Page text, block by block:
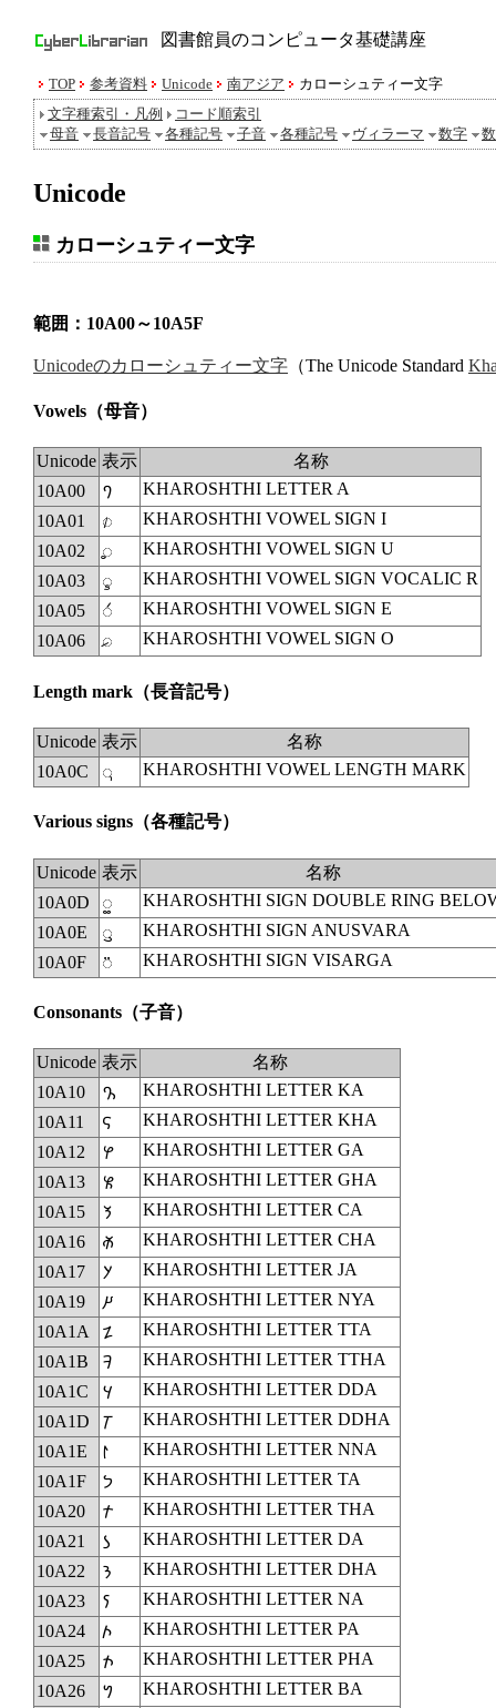
図書館員のコンピュータ基礎講座
TOP 参考資料 Unicode 南アジア
カローシュティー文字
文字種索引・凡例
コード順索引
母音
長音記号 各種記号 子音 各種記号 ヴィラーマ 数字
Unicode
カローシュティー文字
範囲：10A00～10A5F
Unicodeのカローシュティー文字 （The Unicode Standard
Vowels （母音）
Unicode 表示
名称
10A00
𐨀
KHAROSHTHI LETTER A
10A01
◌𐨁
KHAROSHTHI VOWEL SIGN I
10A02
◌𐨂
KHAROSHTHI VOWEL SIGN U
10A03
◌𐨃
KHAROSHTHI VOWEL SIGN VOCALIC R
10A05
◌𐨅
KHAROSHTHI VOWEL SIGN E
10A06
◌𐨆 KHAROSHTHI VOWEL SIGN O
Length mark （長音記号）
Unicode 表示
名称
10A0C
◌𐨌 KHAROSHTHI VOWEL LENGTH MARK
Various signs （各種記号）
Unicode 表示
名称
10A0D
◌𐨍
KHAROSHTHI SIGN DOUBLE RING
10A0E
◌𐨎
KHAROSHTHI SIGN ANUSVARA
10A0F
◌𐨏 KHAROSHTHI SIGN VISARGA
Consonants （子音）
Unicode 表示
名称
10A10
𐨐
KHAROSHTHI LETTER KA
10A11
𐨑
KHAROSHTHI LETTER KHA
10A12
𐨒
KHAROSHTHI LETTER GA
10A13
𐨓
KHAROSHTHI LETTER GHA
10A15
𐨕
KHAROSHTHI LETTER CA
10A16
𐨖
KHAROSHTHI LETTER CHA
10A17
𐨗
KHAROSHTHI LETTER JA
10A19
𐨙
KHAROSHTHI LETTER NYA
10A1A
𐨚
KHAROSHTHI LETTER TTA
10A1B
𐨛
KHAROSHTHI LETTER TTHA
10A1C
𐨜
KHAROSHTHI LETTER DDA
10A1D
𐨝
KHAROSHTHI LETTER DDHA
10A1E
𐨞
KHAROSHTHI LETTER NNA
10A1F
𐨟
KHAROSHTHI LETTER TA
10A20
𐨠
KHAROSHTHI LETTER THA
10A21
𐨡
KHAROSHTHI LETTER DA
10A22
𐨢
KHAROSHTHI LETTER DHA
10A23
𐨣
KHAROSHTHI LETTER NA
10A24
𐨤
KHAROSHTHI LETTER PA
10A25
𐨥
KHAROSHTHI LETTER PHA
10A26
𐨦
KHAROSHTHI LETTER BA